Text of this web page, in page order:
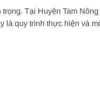
Tại Huyện Tam
là quy trình thực hiện và